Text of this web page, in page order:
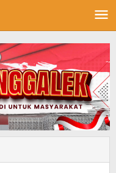
Haru,